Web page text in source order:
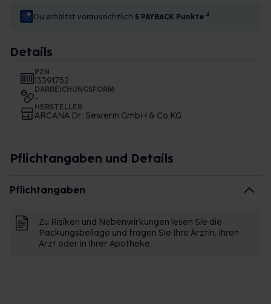
Du erhältst voraussichtlich 5 PAYBACK Punkte 4
Details
PZN
13391752
DARREICHUNGSFORM
-
HERSTELLER
ARCANA Dr. Sewerin GmbH & Co.KG
Pflichtangaben und Details
Pflichtangaben
Zu Risiken und Nebenwirkungen lesen Sie die
Packungsbeilage und fragen Sie Ihre Ärztin, Ihren
Arzt oder in Ihrer Apotheke.